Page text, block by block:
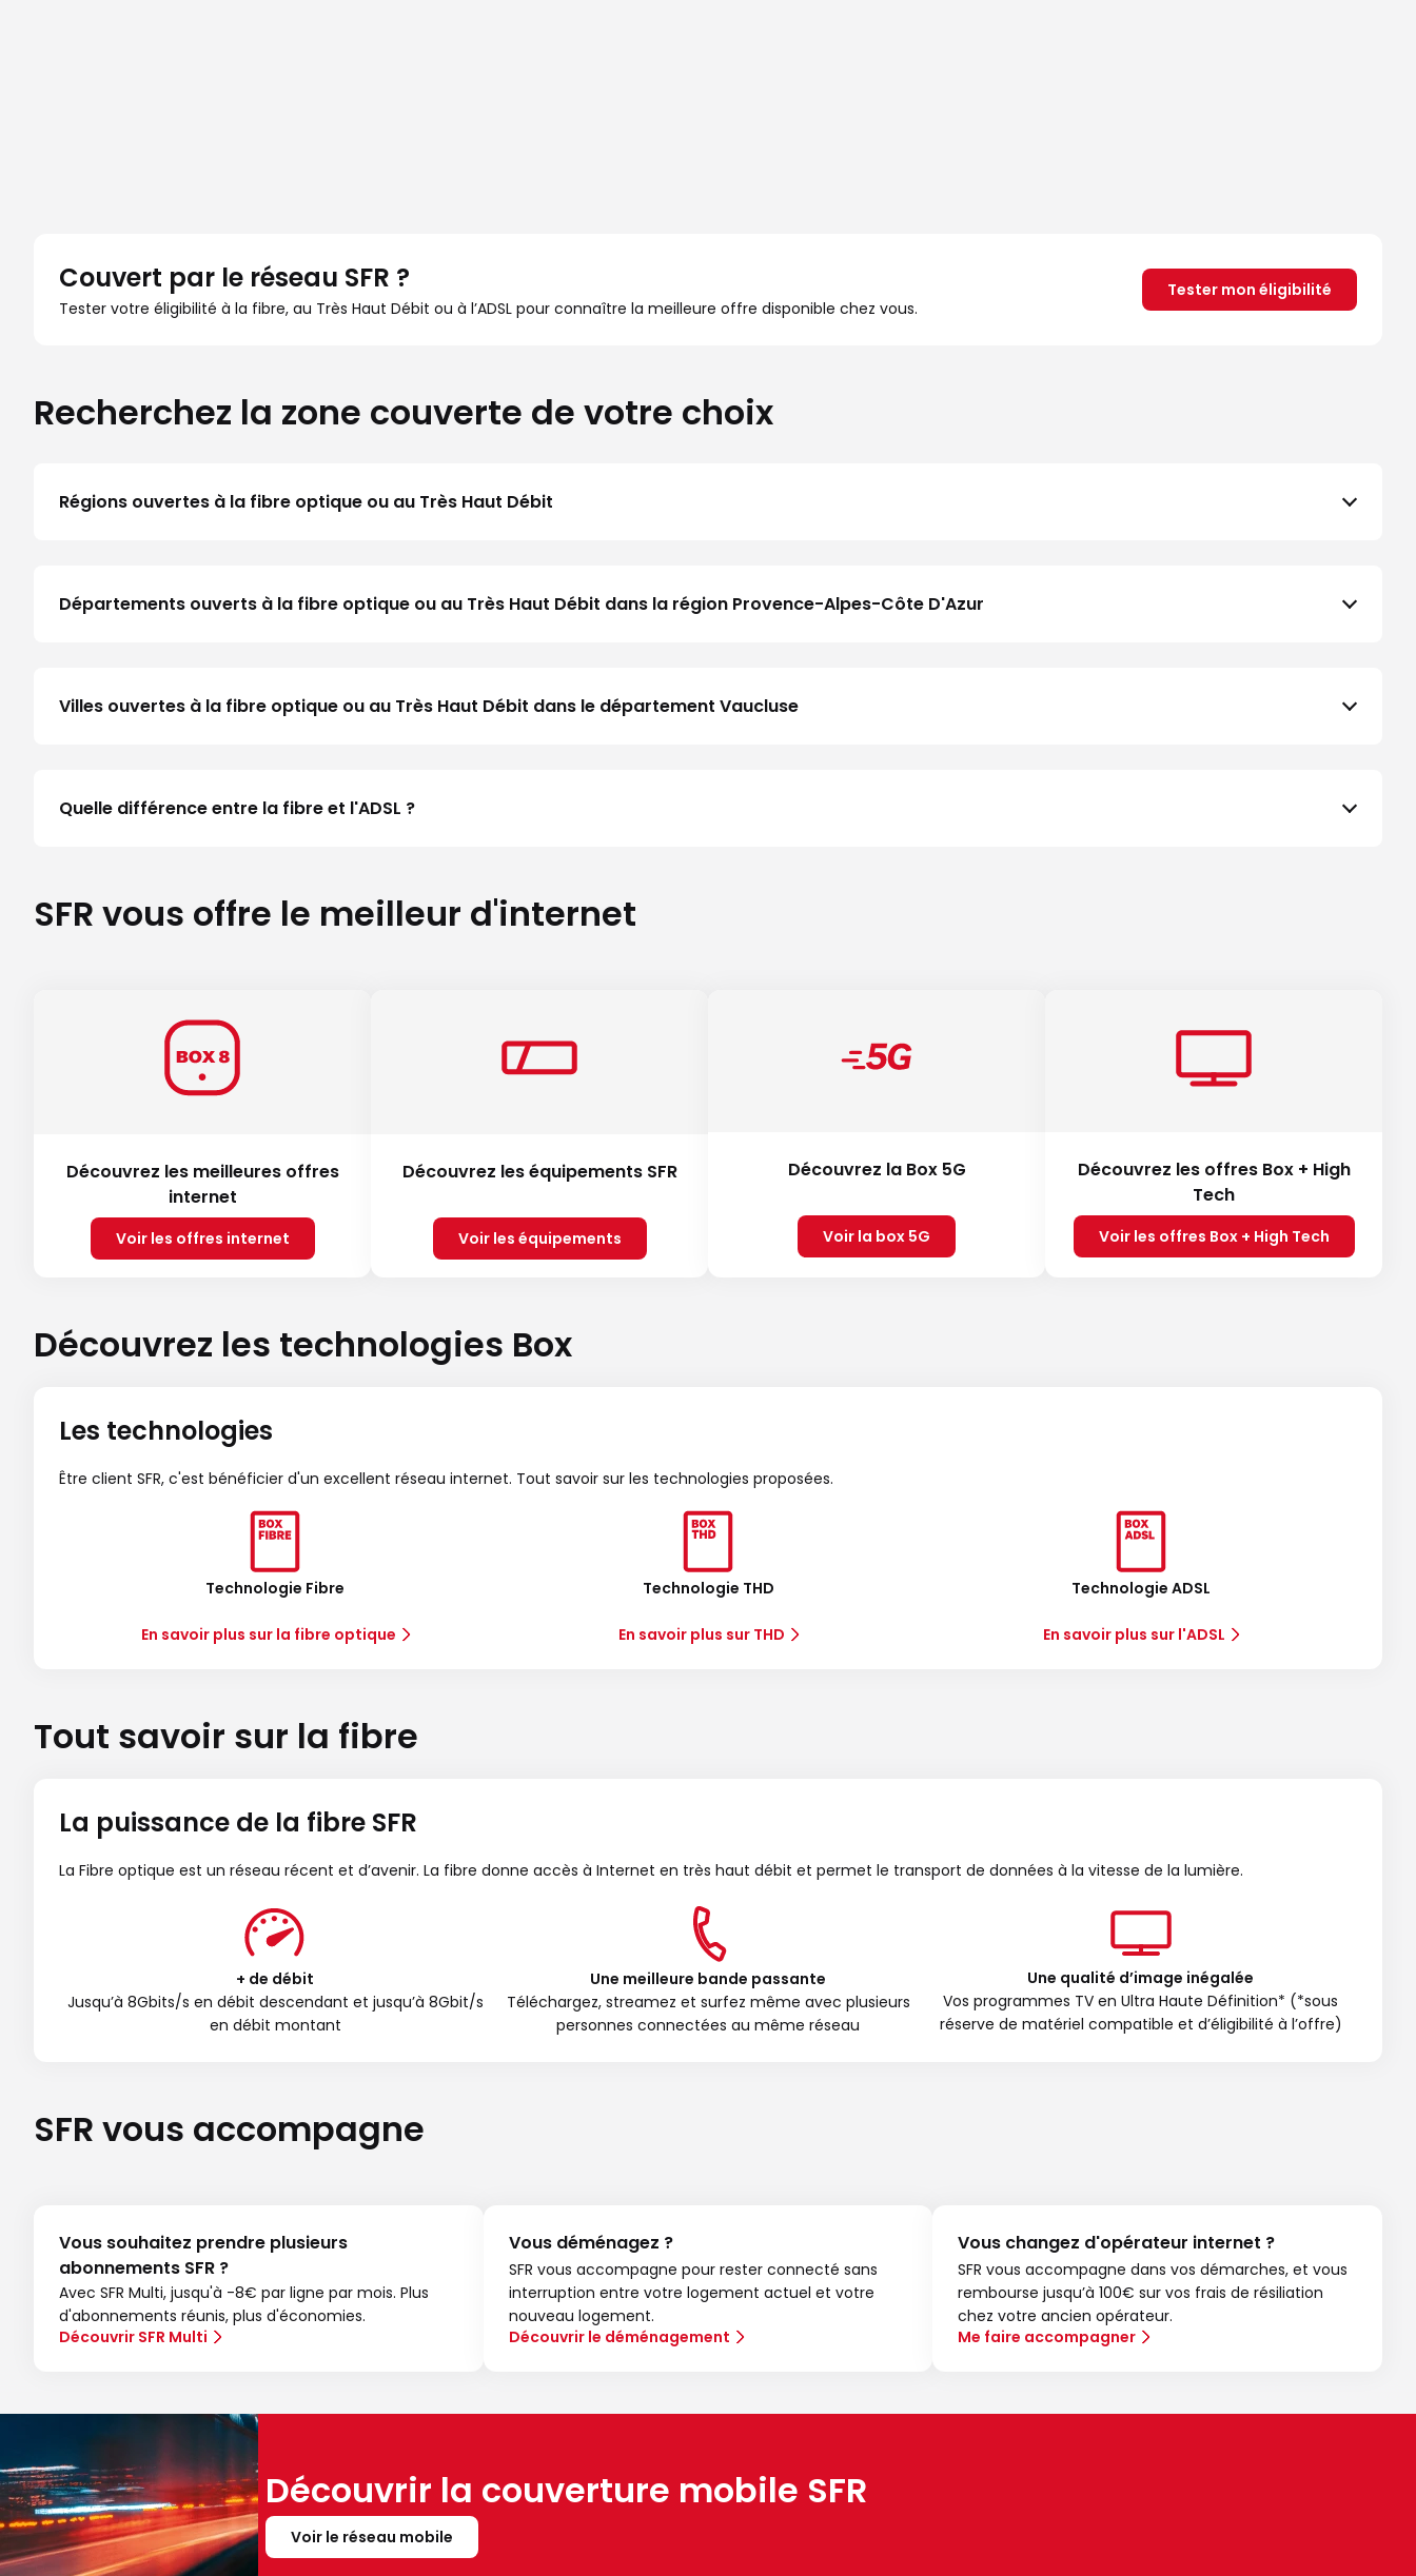
Couvert par le réseau SFR ?
Tester votre éligibilité à la fibre, au Très Haut Débit ou à l’ADSL pour connaître la meilleure offre disponible chez vous.
Tester mon éligibilité
Recherchez la zone couverte de votre choix
Régions ouvertes à la fibre optique ou au Très Haut Débit
Départements ouverts à la fibre optique ou au Très Haut Débit dans la région Provence-Alpes-Côte D'Azur
Villes ouvertes à la fibre optique ou au Très Haut Débit dans le département Vaucluse
Quelle différence entre la fibre et l'ADSL ?
SFR vous offre le meilleur d'internet
Découvrez les meilleures offres
internet
Voir les offres internet
Découvrez les équipements SFR
Voir les équipements
Découvrez la Box 5G
Voir la box 5G
Découvrez les offres Box + High
Tech
Voir les offres Box + High Tech
Découvrez les technologies Box
Les technologies
Être client SFR, c'est bénéficier d'un excellent réseau internet. Tout savoir sur les technologies proposées.
Technologie Fibre
En savoir plus sur la fibre optique
Technologie THD
En savoir plus sur THD
Technologie ADSL
En savoir plus sur l'ADSL
Tout savoir sur la fibre
La puissance de la fibre SFR
La Fibre optique est un réseau récent et d’avenir. La fibre donne accès à Internet en très haut débit et permet le transport de données à la vitesse de la lumière.
+ de débit
Jusqu’à 8Gbits/s en débit descendant et jusqu’à 8Gbit/s
en débit montant
Une meilleure bande passante
Téléchargez, streamez et surfez même avec plusieurs
personnes connectées au même réseau
Une qualité d’image inégalée
Vos programmes TV en Ultra Haute Définition* (*sous
réserve de matériel compatible et d’éligibilité à l’offre)
SFR vous accompagne
Vous souhaitez prendre plusieurs
abonnements SFR ?
Avec SFR Multi, jusqu'à -8€ par ligne par mois. Plus
d'abonnements réunis, plus d'économies.
Découvrir SFR Multi
Vous déménagez ?
SFR vous accompagne pour rester connecté sans
interruption entre votre logement actuel et votre
nouveau logement.
Découvrir le déménagement
Vous changez d'opérateur internet ?
SFR vous accompagne dans vos démarches, et vous
rembourse jusqu’à 100€ sur vos frais de résiliation
chez votre ancien opérateur.
Me faire accompagner
Découvrir la couverture mobile SFR
Voir le réseau mobile